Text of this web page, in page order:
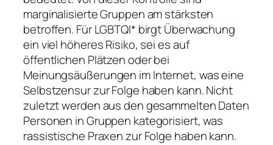
marginalisierte Gruppen am stärksten
betroffen. Für LGBTQI* birgt Überwachung
ein viel höheres Risiko, sei es auf
öffentlichen Plätzen oder bei
Meinungsäußerungen im Internet, was eine
Selbstzensur zur Folge haben kann. Nicht
zuletzt werden aus den gesammelten Daten
Personen in Gruppen kategorisiert, was
rassistische Praxen zur Folge haben kann.